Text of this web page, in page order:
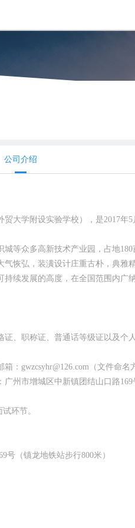
公司介绍
大学附设实验学校），是2017
等众多高新技术产业园，占地
恢弘，装潢设计庄重古朴，典雅
续发展的高度，在全国范围内广
、职称证、普通话等级证以及个
：gwzcsyhr@126.com（文件命名
州市增城区中新镇团结山口路169
环节。
号（镇龙地铁站步行800米）